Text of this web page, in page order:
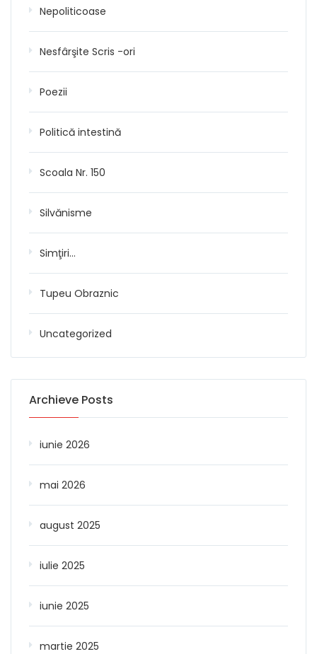
Nepoliticoase
Nesfârşite Scris -ori
Poezii
Politică intestină
Scoala Nr. 150
Silvănisme
Simţiri…
Tupeu Obraznic
Uncategorized
Archieve Posts
iunie 2026
mai 2026
august 2025
iulie 2025
iunie 2025
martie 2025